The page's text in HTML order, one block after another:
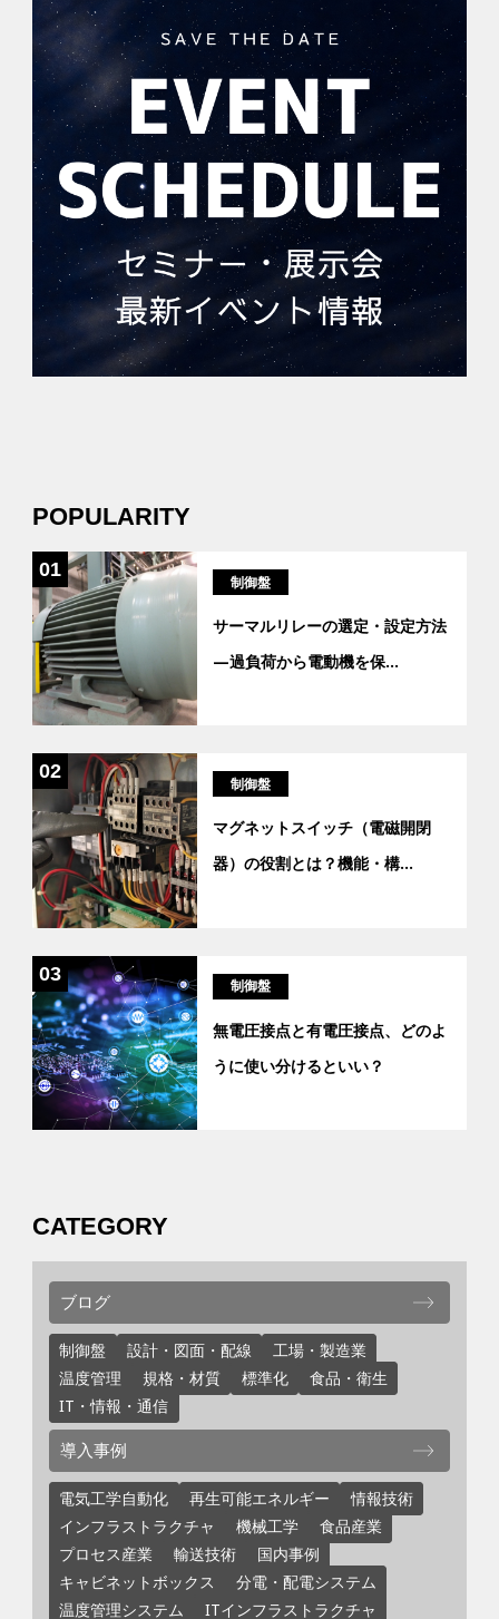
POPULARITY
01
制御盤
サーマルリレーの選定・設定方法
―過負荷から電動機を保...
02
制御盤
マグネットスイッチ（電磁開閉
器）の役割とは？機能・構...
03
制御盤
無電圧接点と有電圧接点、どのよ
うに使い分けるといい？
CATEGORY
ブログ
制御盤 設計・図面・配線
工場・製造業
温度管理
規格・材質 標準化
食品・衛生
IT・情報・通信
導入事例
電気工学自動化 再生可能エネルギー
情報技術
インフラストラクチャ
機械工学
食品産業
プロセス産業
輸送技術
国内事例
キャビネットボックス
分電・配電システム
温度管理システム
ITインフラストラクチャ